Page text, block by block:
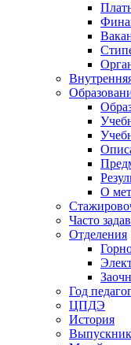
О
Часто
Отделения
Год
ЦПДЭ
История